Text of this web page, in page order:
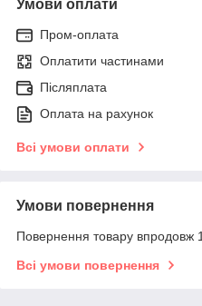
Умови оплати
Пром-оплата
Оплатити частинами
Післяплата
Оплата на рахунок
Всі умови оплати
Умови повернення
Повернення товару впродовж
Всі умови повернення